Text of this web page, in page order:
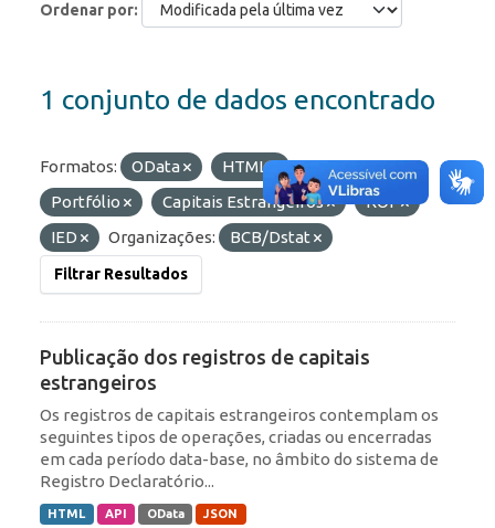
Ordenar por
1 conjunto de dados encontrado
Formatos: OData HTML
Etiquetas:
Portfólio
Capitais Estrangeiros
ROF
IED
Organizações: BCB/Dstat
Filtrar Resultados
Publicação dos registros de capitais
estrangeiros
Os registros de capitais estrangeiros contemplam os
seguintes tipos de operações, criadas ou encerradas
em cada período data-base, no âmbito do sistema de
Registro Declaratório...
HTML API OData JSON